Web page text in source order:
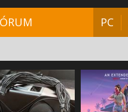
PC